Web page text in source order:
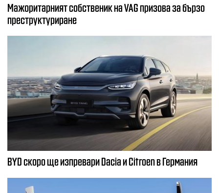
Мажоритарният собственик на VAG призова за бързо
преструктуриране
BYD скоро ще изпревари Dacia и Citroеn в Германия